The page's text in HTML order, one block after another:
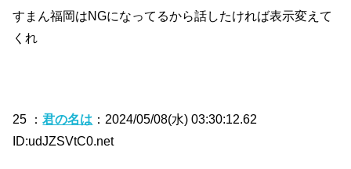
すまん福岡はNGになってるから話したければ表示変えて
くれ
25 ：君の名は ：2024/05/08(水) 03:30:12.62
ID:udJZSVtC0.net